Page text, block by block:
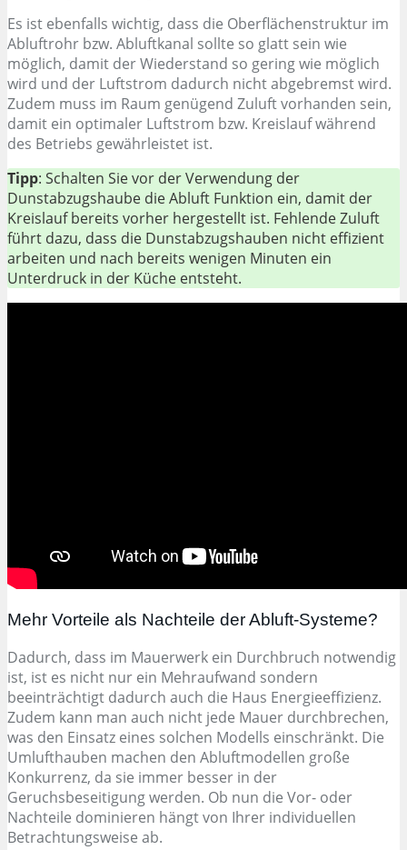
Es ist ebenfalls wichtig, dass die Oberflächenstruktur im
Abluftrohr bzw. Abluftkanal sollte so glatt sein wie
möglich, damit der Wiederstand so gering wie möglich
wird und der Luftstrom dadurch nicht abgebremst wird.
Zudem muss im Raum genügend Zuluft vorhanden sein,
damit ein optimaler Luftstrom bzw. Kreislauf während
des Betriebs gewährleistet ist.
Tipp: Schalten Sie vor der Verwendung der
Dunstabzugshaube die Abluft Funktion ein, damit der
Kreislauf bereits vorher hergestellt ist. Fehlende Zuluft
führt dazu, dass die Dunstabzugshauben nicht effizient
arbeiten und nach bereits wenigen Minuten ein
Unterdruck in der Küche entsteht.
Mehr Vorteile als Nachteile der Abluft-Systeme?
Dadurch, dass im Mauerwerk ein Durchbruch notwendig
ist, ist es nicht nur ein Mehraufwand sondern
beeinträchtigt dadurch auch die Haus Energieeffizienz.
Zudem kann man auch nicht jede Mauer durchbrechen,
was den Einsatz eines solchen Modells einschränkt. Die
Umlufthauben machen den Abluftmodellen große
Konkurrenz, da sie immer besser in der
Geruchsbeseitigung werden. Ob nun die Vor- oder
Nachteile dominieren hängt von Ihrer individuellen
Betrachtungsweise ab.